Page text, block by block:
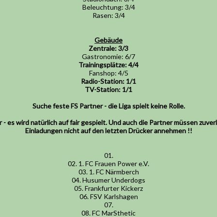
90+1.--Wieder
Abpfiff.
Beleuchtung: 3/4
Rasen: 3/4
Gebäude
Zentrale: 3/3
Gastronomie: 6/7
Trainingsplätze: 4/4
Fanshop: 4/5
Radio-Station: 1/1
TV-Station: 1/1
Suche feste FS Partner - die Liga spielt keine Rolle.
es wird natürlich auf fair gespielt. Und auch die Partner müssen
Einladungen nicht auf den letzten Drücker annehmen !!
01.
02. 1. FC Frauen Power e.V.
03. 1. FC Närmberch
04. Husumer Underdogs
05. Frankfurter Kickerz
06. FSV Karlshagen
07.
08. FC MarSthetic